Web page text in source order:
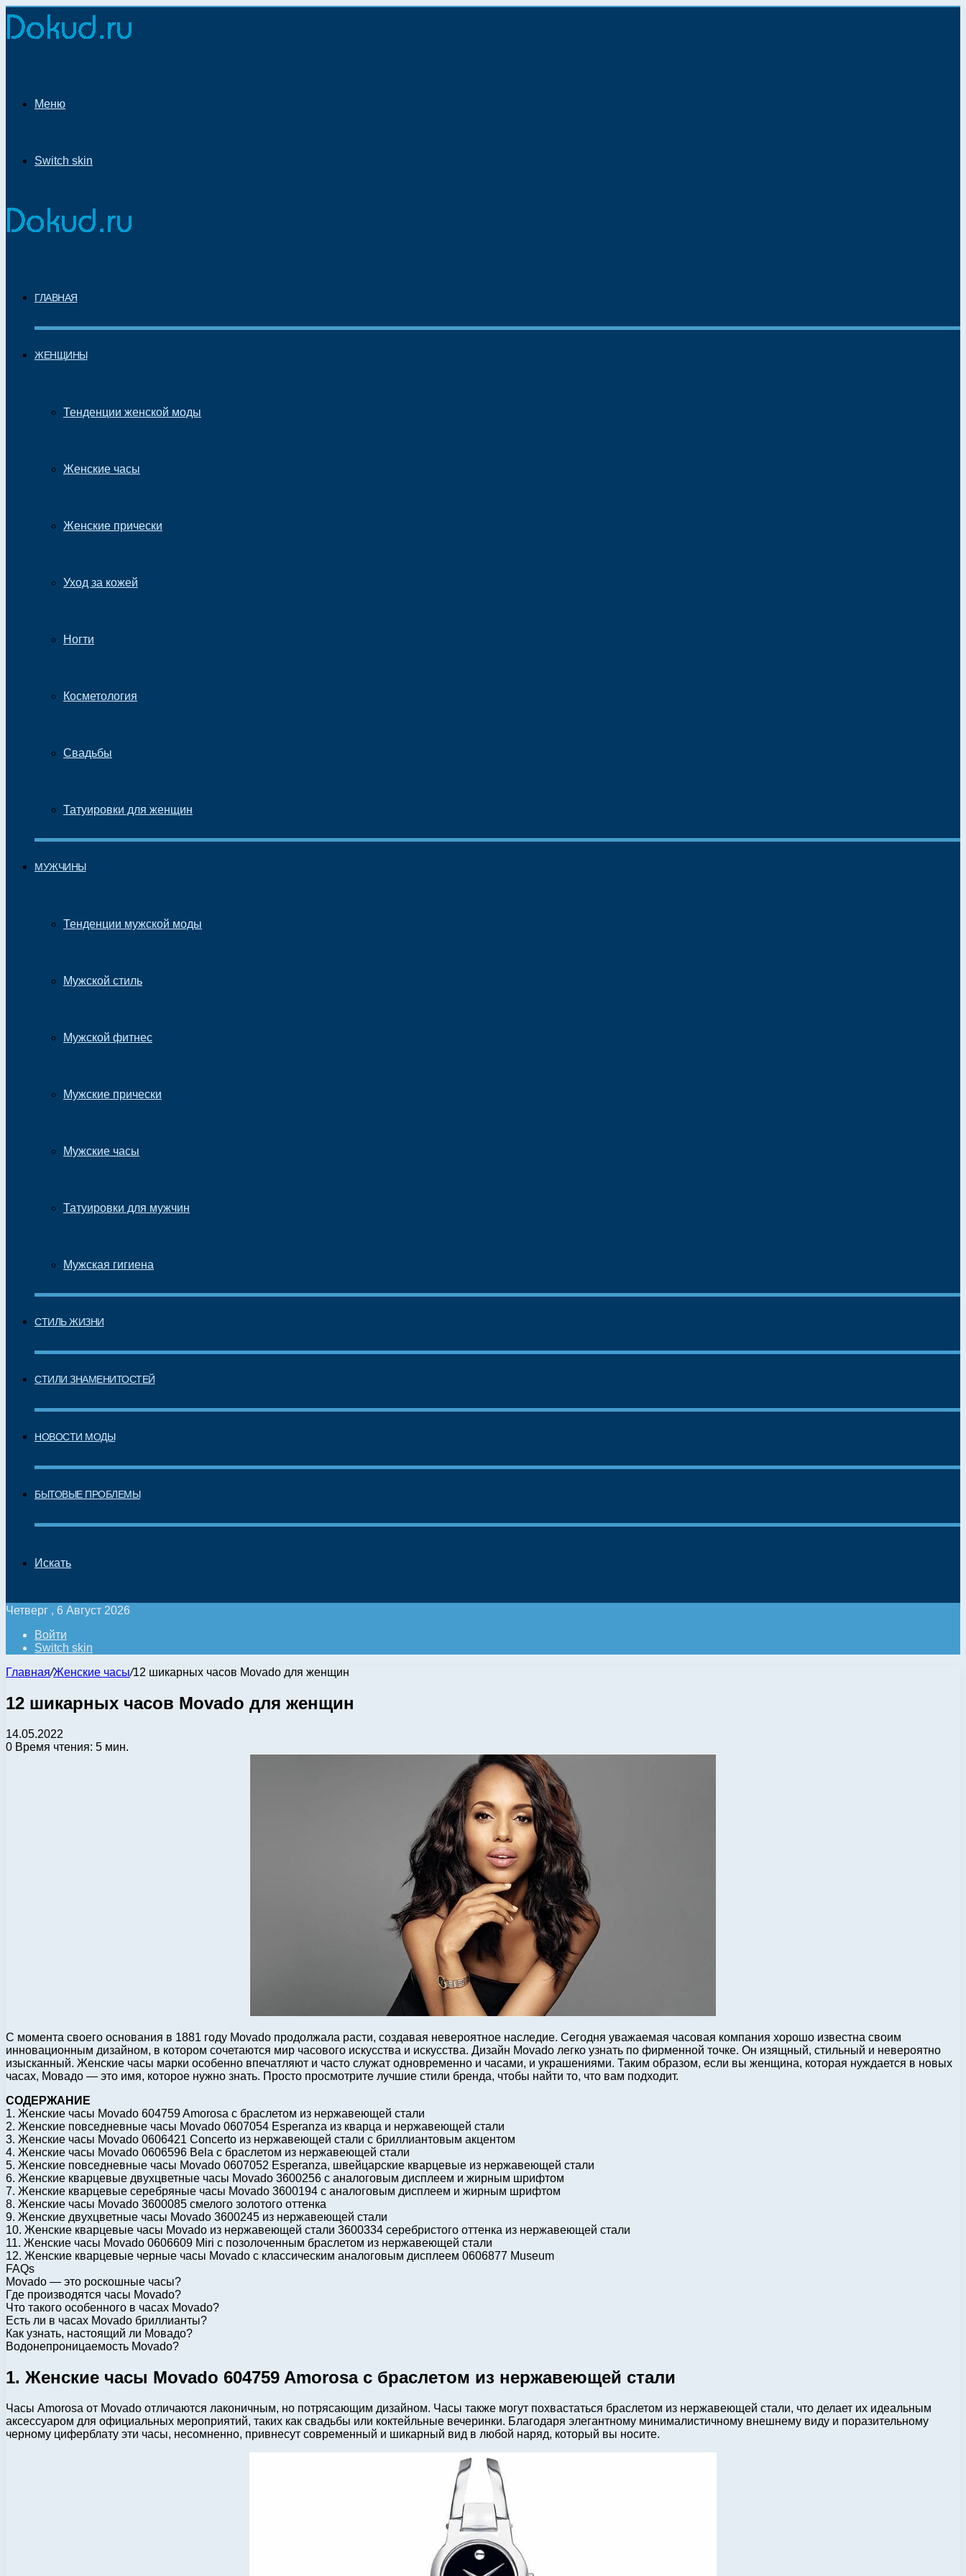
Меню
Switch skin
ГЛАВНАЯ
ЖЕНЩИНЫ
Тенденции женской моды
Женские часы
Женские прически
Уход за кожей
Ногти
Косметология
Свадьбы
Татуировки для женщин
МУЖЧИНЫ
Тенденции мужской моды
Мужской стиль
Мужской фитнес
Мужские прически
Мужские часы
Татуировки для мужчин
Мужская гигиена
СТИЛЬ ЖИЗНИ
СТИЛИ ЗНАМЕНИТОСТЕЙ
НОВОСТИ МОДЫ
БЫТОВЫЕ ПРОБЛЕМЫ
Искать
Четверг , 6 Август 2026
Войти
Switch skin
Главная/Женские часы/12 шикарных часов Movado для женщин
12 шикарных часов Movado для женщин
14.05.2022
0 Время чтения: 5 мин.
С момента своего основания в 1881 году Movado продолжала расти, создавая невероятное наследие. Сегодня уважаемая часовая компания хорошо известна своим
инновационным дизайном, в котором сочетаются мир часового искусства и искусства. Дизайн Movado легко узнать по фирменной точке. Он изящный, стильный и невероятно
изысканный. Женские часы марки особенно впечатляют и часто служат одновременно и часами, и украшениями. Таким образом, если вы женщина, которая нуждается в новых
часах, Мовадо — это имя, которое нужно знать. Просто просмотрите лучшие стили бренда, чтобы найти то, что вам подходит.
СОДЕРЖАНИЕ
1. Женские часы Movado 604759 Amorosa с браслетом из нержавеющей стали
2. Женские повседневные часы Movado 0607054 Esperanza из кварца и нержавеющей стали
3. Женские часы Movado 0606421 Concerto из нержавеющей стали с бриллиантовым акцентом
4. Женские часы Movado 0606596 Bela с браслетом из нержавеющей стали
5. Женские повседневные часы Movado 0607052 Esperanza, швейцарские кварцевые из нержавеющей стали
6. Женские кварцевые двухцветные часы Movado 3600256 с аналоговым дисплеем и жирным шрифтом
7. Женские кварцевые серебряные часы Movado 3600194 с аналоговым дисплеем и жирным шрифтом
8. Женские часы Movado 3600085 смелого золотого оттенка
9. Женские двухцветные часы Movado 3600245 из нержавеющей стали
10. Женские кварцевые часы Movado из нержавеющей стали 3600334 серебристого оттенка из нержавеющей стали
11. Женские часы Movado 0606609 Miri с позолоченным браслетом из нержавеющей стали
12. Женские кварцевые черные часы Movado с классическим аналоговым дисплеем 0606877 Museum
FAQs
Movado — это роскошные часы?
Где производятся часы Movado?
Что такого особенного в часах Movado?
Есть ли в часах Movado бриллианты?
Как узнать, настоящий ли Мовадо?
Водонепроницаемость Movado?
1. Женские часы Movado 604759 Amorosa с браслетом из нержавеющей стали
Часы Amorosa от Movado отличаются лаконичным, но потрясающим дизайном. Часы также могут похвастаться браслетом из нержавеющей стали, что делает их идеальным
аксессуаром для официальных мероприятий, таких как свадьбы или коктейльные вечеринки. Благодаря элегантному минималистичному внешнему виду и поразительному
черному циферблату эти часы, несомненно, привнесут современный и шикарный вид в любой наряд, который вы носите.